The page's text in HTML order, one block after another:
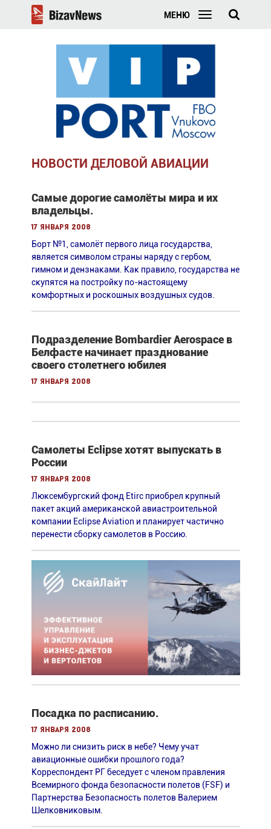
МЕНЮ
НОВОСТИ ДЕЛОВОЙ АВИАЦИИ
Самые дорогие самолёты мира и их
владельцы.
17 января 2008
Борт №1, самолёт первого лица государства,
является символом страны наряду с гербом,
гимном и дензнаками. Как правило, государства не
скупятся на постройку по-настоящему
комфортных и роскошных воздушных судов.
Подразделение Bombardier Aerospace в
Белфасте начинает празднование
своего столетнего юбилея
17 января 2008
Самолеты Eclipse хотят выпускать в
России
17 января 2008
Люксембургский фонд Etirc приобрел крупный
пакет акций американской авиастроительной
компании Eclipse Aviation и планирует частично
перенести сборку самолетов в Россию.
Посадка по расписанию.
17 января 2008
Можно ли снизить риск в небе? Чему учат
авиационные ошибки прошлого года?
Корреспондент РГ беседует с членом правления
Всемирного фонда безопасности полетов (FSF) и
Партнерства Безопасность полетов Валерием
Шелковниковым.